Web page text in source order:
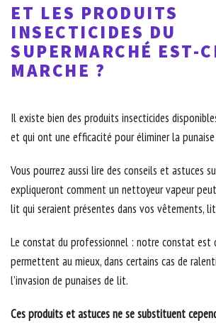
ET LES PRODUITS
INSECTICIDES DU
SUPERMARCHÉ EST-
MARCHE ?
Il existe bien des produits insecticides
et qui ont une efficacité pour éliminer la
Vous pourrez aussi lire des conseils et astuces
expliqueront comment un nettoyeur vapeur
lit qui seraient présentes dans vos vêtements,
Le constat du professionnel : notre constat est
permettent au mieux, dans certains cas de
l’invasion de punaises de lit.
Ces produits et astuces ne se substituent